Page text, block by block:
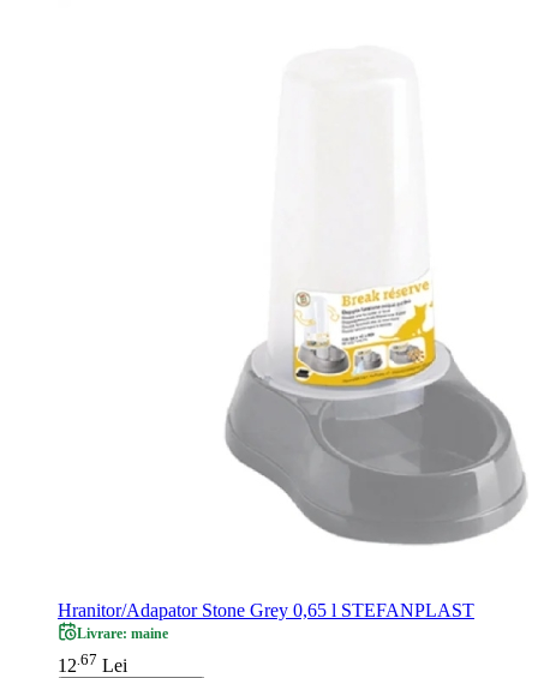
Hranitor/Adapator Stone Grey 0,65 l STEFANPLAST
Livrare: maine
12 67 Lei